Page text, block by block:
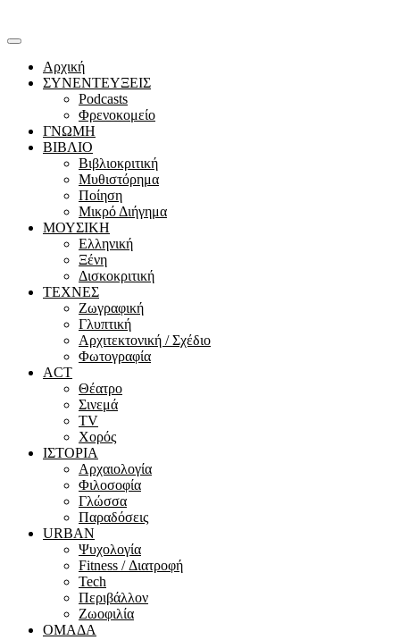
Αρχική
ΣΥΝΕΝΤΕΥΞΕΙΣ
Podcasts
Φρενοκομείο
ΓΝΩΜΗ
ΒΙΒΛΙΟ
Βιβλιοκριτική
Μυθιστόρημα
Ποίηση
Μικρό Διήγημα
ΜΟΥΣΙΚΗ
Ελληνική
Ξένη
Δισκοκριτική
ΤΕΧΝΕΣ
Ζωγραφική
Γλυπτική
Αρχιτεκτονική / Σχέδιο
Φωτογραφία
ACT
Θέατρο
Σινεμά
ΤV
Χορός
ΙΣΤΟΡΙΑ
Αρχαιολογία
Φιλοσοφία
Γλώσσα
Παραδόσεις
URBAN
Ψυχολογία
Fitness / Διατροφή
Tech
Περιβάλλον
Ζωοφιλία
ΟΜΑΔΑ